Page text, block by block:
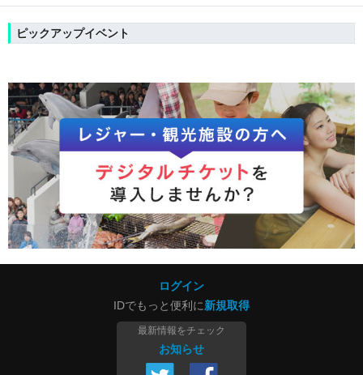
ピックアップイベント
ログイン
IDでもっと便利に新規取得
最新情報をチェック
お知らせ